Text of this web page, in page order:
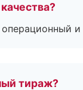
тираж?